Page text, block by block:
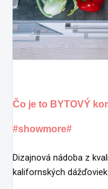
Čo je to BYTOVÝ
#showmore#
Dizajnová nádoba z
kalifornských